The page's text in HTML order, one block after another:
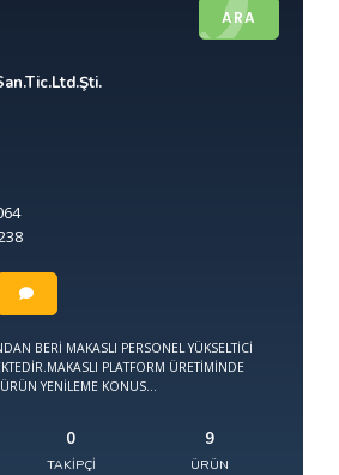
ARA
BERİ MAKASLI PERSONEL YÜKSELTİCİ
PLATFORM ÜRETİMİNDE
YENİLEME KONUS...
0
TAKIPÇI
9
ÜRÜN